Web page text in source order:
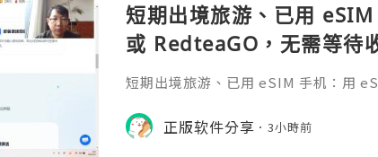
短期出境旅游、已用
或 RedteaGO，无需等待
码 + 通话短信”（如打车
餐）。长
短期出境旅游、已用 eSIM 手机：用
络）：优先 RedteaGO（明确提供通
公数字游民，或手机不支持 eSIM：用
正版软件分享 3小時前